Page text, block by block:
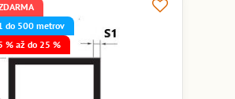
do 500 metrov
% až do 25 %